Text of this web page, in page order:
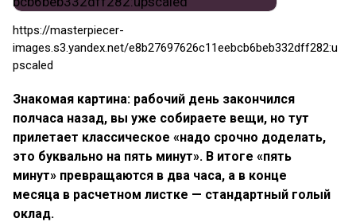
https://masterpiecer-
images.s3.yandex.net/e8b27697626c11eebcb6beb332dff282:u
pscaled
Знакомая картина: рабочий день закончился
полчаса назад, вы уже собираете вещи, но тут
прилетает классическое «надо срочно доделать,
это буквально на пять минут». В итоге «пять
минут» превращаются в два часа, а в конце
месяца в расчетном листке — стандартный голый
оклад.